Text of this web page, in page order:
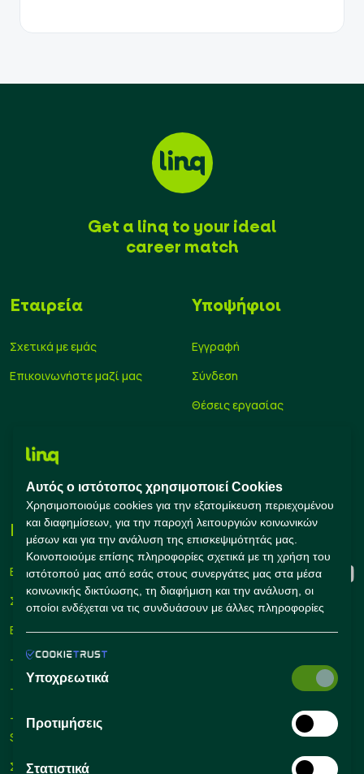
Get a linq to your ideal
career match
Εταιρεία
Σχετικά με εμάς
Επικοινωνήστε μαζί μας
Υποψήφιοι
Εγγραφή
Σύνδεση
Θέσεις εργασίας
Συμβουλές Καριέρας
Εταιρείες
Εγγραφή
Σύνδεση
Εργαλεία Προσλήψεων
– Self Service Hiring Solutions
– Talent Hiring Solutions
– Employer Branding
Solutions
Συμβουλές Προσλήψεων
Connect with us
Αυτός ο ιστότοπος χρησιμοποιεί Cookies
Χρησιμοποιούμε cookies για την εξατομίκευση περιεχομένου
και διαφημίσεων, για την παροχή λειτουργιών κοινωνικών
μέσων και για την ανάλυση της επισκεψιμότητάς μας.
Κοινοποιούμε επίσης πληροφορίες σχετικά με τη χρήση του
ιστότοπού μας από εσάς στους συνεργάτες μας στα μέσα
κοινωνικής δικτύωσης, τη διαφήμιση και την ανάλυση, οι
οποίοι ενδέχεται να τις συνδυάσουν με άλλες πληροφορίες
Υποχρεωτικά
Προτιμήσεις
Στατιστικά